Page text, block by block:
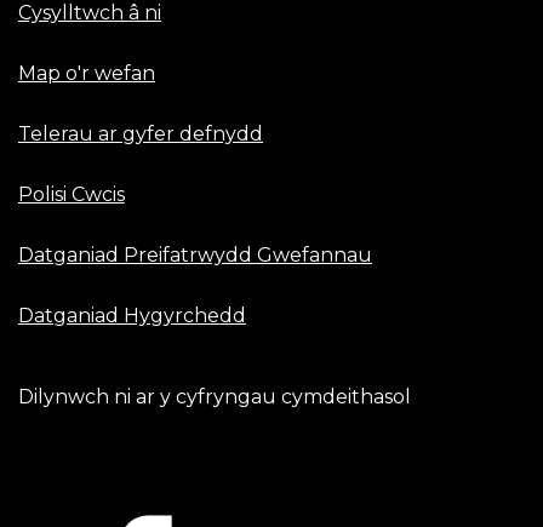
Cysylltwch â ni
Map o'r wefan
Telerau ar gyfer defnydd
Polisi Cwcis
Datganiad Preifatrwydd Gwefannau
Datganiad Hygyrchedd
Dilynwch ni ar y cyfryngau cymdeithasol